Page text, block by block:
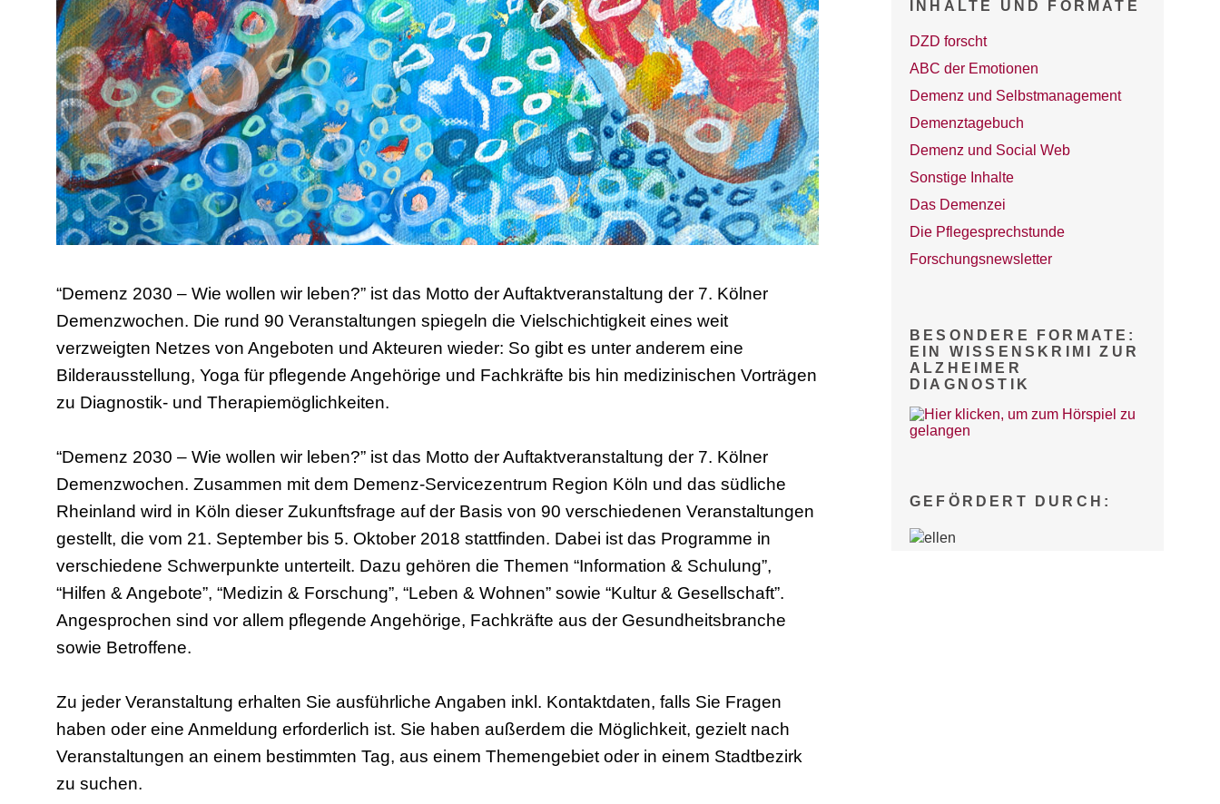
“Demenz 2030 – Wie wollen wir leben?” ist das Motto der Auftaktveranstaltung der 7. Kölner
Demenzwochen. Die rund 90 Veranstaltungen spiegeln die Vielschichtigkeit eines weit
verzweigten Netzes von Angeboten und Akteuren wieder: So gibt es unter anderem eine
Bilderausstellung, Yoga für pflegende Angehörige und Fachkräfte bis hin medizinischen Vorträgen
zu Diagnostik- und Therapiemöglichkeiten.
“Demenz 2030 – Wie wollen wir leben?” ist das Motto der Auftaktveranstaltung der 7. Kölner
Demenzwochen. Zusammen mit dem Demenz-Servicezentrum Region Köln und das südliche
Rheinland wird in Köln dieser Zukunftsfrage auf der Basis von 90 verschiedenen Veranstaltungen
gestellt, die vom 21. September bis 5. Oktober 2018 stattfinden. Dabei ist das Programme in
verschiedene Schwerpunkte unterteilt. Dazu gehören die Themen “Information & Schulung”,
“Hilfen & Angebote”, “Medizin & Forschung”, “Leben & Wohnen” sowie “Kultur & Gesellschaft”.
Angesprochen sind vor allem pflegende Angehörige, Fachkräfte aus der Gesundheitsbranche
sowie Betroffene.
Zu jeder Veranstaltung erhalten Sie ausführliche Angaben inkl. Kontaktdaten, falls Sie Fragen
haben oder eine Anmeldung erforderlich ist. Sie haben außerdem die Möglichkeit, gezielt nach
Veranstaltungen an einem bestimmten Tag, aus einem Themengebiet oder in einem Stadtbezirk
zu suchen.
INHALTE UND FORMATE
DZD forscht
ABC der Emotionen
Demenz und Selbstmanagement
Demenztagebuch
Demenz und Social Web
Sonstige Inhalte
Das Demenzei
Die Pflegesprechstunde
Forschungsnewsletter
BESONDERE FORMATE:
EIN WISSENSKRIMI ZUR
ALZHEIMER
DIAGNOSTIK
GEFÖRDERT DURCH: